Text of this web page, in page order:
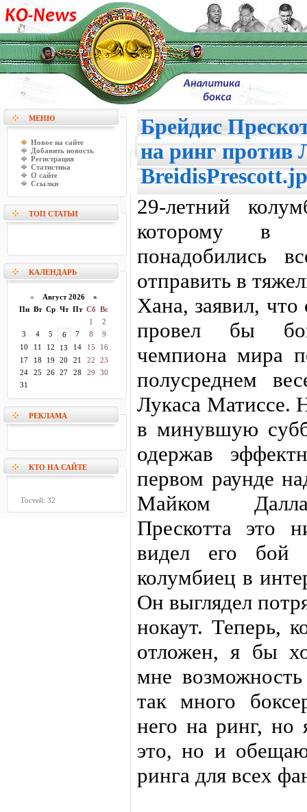
МЕНЮ
Новое на сайте
Добавить новость
Регистрация
Статистика
О сайте
Ссылки
ТОП СТАТЬИ
КАЛЕНДАРЬ
« Август 2026 »
Пн Вт Ср Чт Пт Сб Вс
1
2
3
4 5 6 7 8
9
10
11 12 13 14 15
16
17
18 19 20 21 22
23
24
25 26 27 28 29
30
31
РЕКЛАМА
КТО НА САЙТЕ
Гостей: 32
Брейдис
на ринг против
29-летний
которому в
понадобились
отправить в
Хана, заявил,
провел бы
чемпиона мира
полусреднем
Лукаса Матиссе.
в минувшую
одержав
первом раунде
Майком
Прескотта это
видел его бой
колумбиец в
Он выглядел
нокаут. Теперь,
отложен, я бы
мне
так много
него на ринг, но
это, но и
ринга для всех